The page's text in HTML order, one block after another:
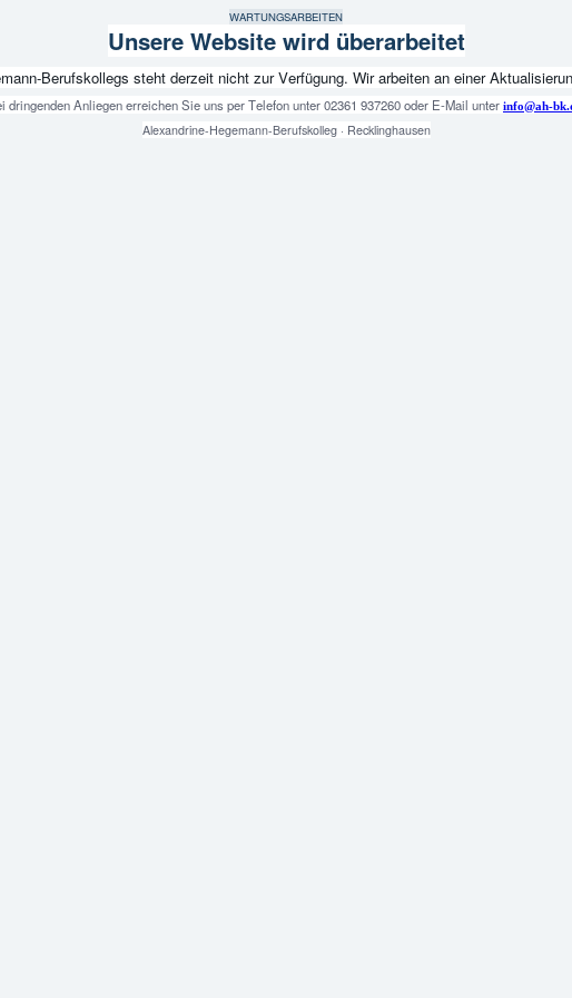
WARTUNGSARBEITEN
Unsere Website wird überarbeitet
Berufskollegs steht derzeit nicht zur Verfügung. Wir arbeiten an einer
dringenden Anliegen erreichen Sie uns per Telefon unter 02361 937260 oder E-Mail unter info@ah-
Alexandrine-Hegemann-Berufskolleg · Recklinghausen